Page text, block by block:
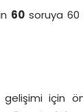
60 soruya 60
için